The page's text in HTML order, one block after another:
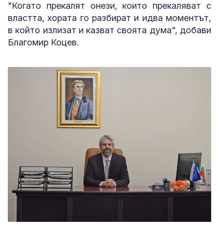
"Когато прекалят онези, които прекаляват с
властта, хората го разбират и идва моментът,
в който излизат и казват своята дума", добави
Благомир Коцев.